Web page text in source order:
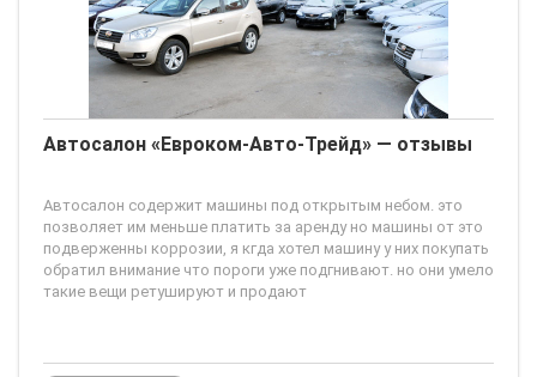
Автосалон «Евроком-Авто-Трейд» — отзывы
Автосалон содержит машины под открытым небом. это
позволяет им меньше платить за аренду но машины от это
подверженны коррозии, я кгда хотел машину у них покупать
обратил внимание что пороги уже подгнивают. но они умело
такие вещи ретушируют и продают